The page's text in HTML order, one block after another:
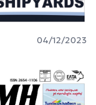
04/12/2023